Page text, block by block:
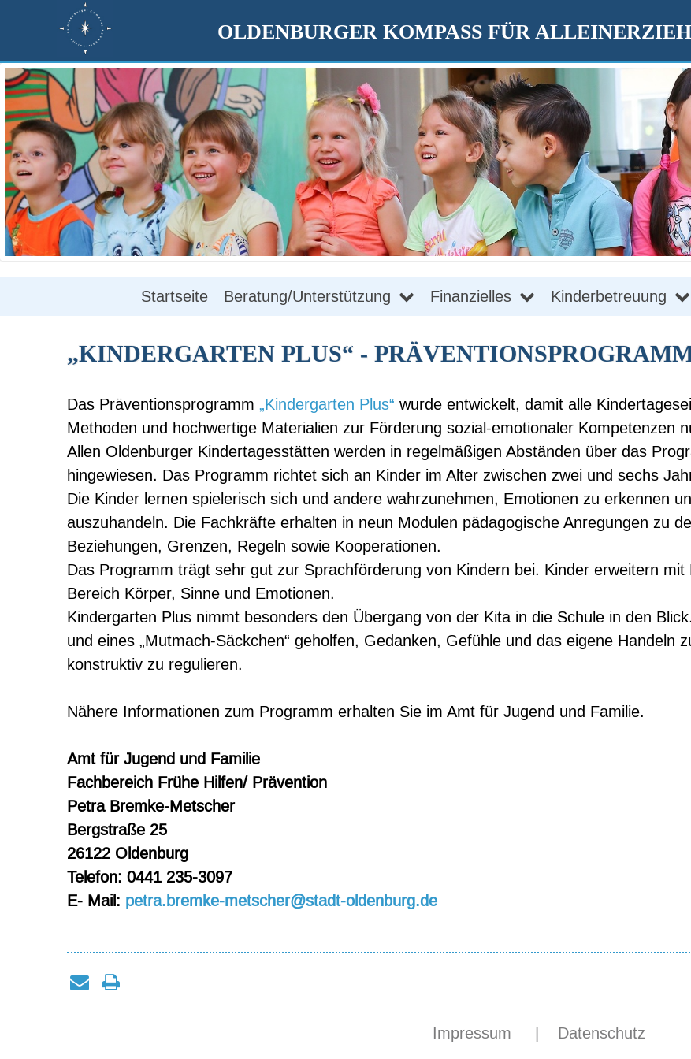
OLDENBURGER KOMPASS FÜR
Startseite Beratung/Unterstützung Finanzielles Kinderbetreuung
„KINDERGARTEN PLUS“ -
Das Präventionsprogramm „Kindergarten Plus“ wurde entwickelt, damit alle
Methoden und hochwertige Materialien zur Förderung sozial-emotionaler Kompetenzen
Allen Oldenburger Kindertagesstätten werden in regelmäßigen Abständen über das
hingewiesen. Das Programm richtet sich an Kinder im Alter zwischen zwei und sechs
Die Kinder lernen spielerisch sich und andere wahrzunehmen, Emotionen zu erkennen
auszuhandeln. Die Fachkräfte erhalten in neun Modulen pädagogische Anregungen zu
Beziehungen, Grenzen, Regeln sowie Kooperationen.
Das Programm trägt sehr gut zur Sprachförderung von Kindern bei. Kinder erweitern
Bereich Körper, Sinne und Emotionen.
Kindergarten Plus nimmt besonders den Übergang von der Kita in die Schule in den
und eines „Mutmach-Säckchen“ geholfen, Gedanken, Gefühle und das eigene Handeln
konstruktiv zu regulieren.
Nähere Informationen zum Programm erhalten Sie im Amt für Jugend und Familie.
Amt für Jugend und Familie
Fachbereich Frühe Hilfen/ Prävention
Petra Bremke-Metscher
Bergstraße 25
26122 Oldenburg
Telefon: 0441 235-3097
E- Mail: petra.bremke-metscher@stadt-oldenburg.de
Impressum | Datenschutz